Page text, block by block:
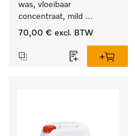
was, vloeibaar
concentraat, mild
alkalisch, 10 l voor het
en gevoelig textiel.
70,00 € excl. BTW